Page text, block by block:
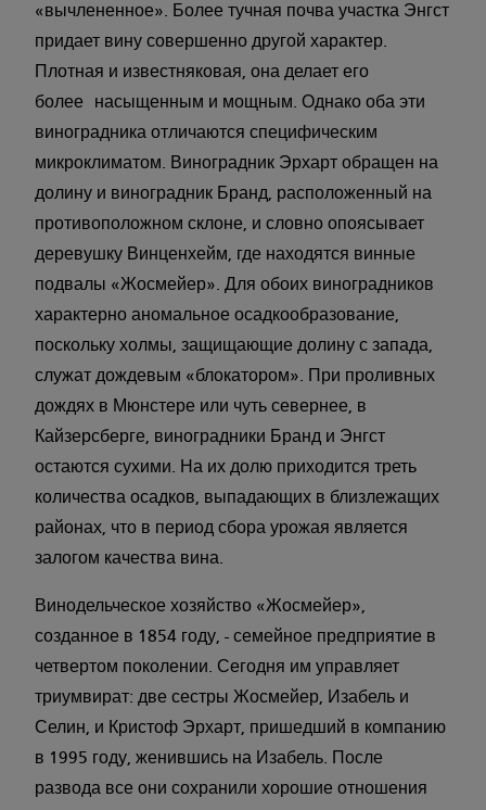
«вычлененное». Более тучная почва участка Энгст
придает вину совершенно другой характер.
Плотная и известняковая, она делает его
более насыщенным и мощным. Однако оба эти
виноградника отличаются специфическим
микроклиматом. Виноградник Эрхарт обращен на
долину и виноградник Бранд, расположенный на
противоположном склоне, и словно опоясывает
деревушку Винценхейм, где находятся винные
подвалы «Жосмейер». Для обоих виноградников
характерно аномальное осадкообразование,
поскольку холмы, защищающие долину с запада,
служат дождевым «блокатором». При проливных
дождях в Мюнстере или чуть севернее, в
Кайзерсберге, виноградники Бранд и Энгст
остаются сухими. На их долю приходится треть
количества осадков, выпадающих в близлежащих
районах, что в период сбора урожая является
залогом качества вина.
Винодельческое хозяйство «Жосмейер»,
созданное в 1854 году, - семейное предприятие в
четвертом поколении. Сегодня им управляет
триумвират: две сестры Жосмейер, Изабель и
Селин, и Кристоф Эрхарт, пришедший в компанию
в 1995 году, женившись на Изабель. После
развода все они сохранили хорошие отношения